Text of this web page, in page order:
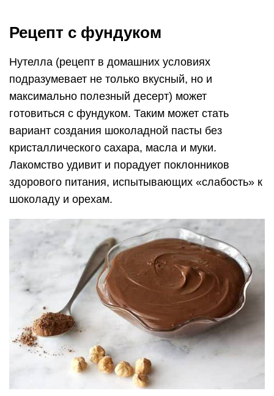
Рецепт с фундуком
Нутелла (рецепт в домашних условиях
подразумевает не только вкусный, но и
максимально полезный десерт) может
готовиться с фундуком. Таким может стать
вариант создания шоколадной пасты без
кристаллического сахара, масла и муки.
Лакомство удивит и порадует поклонников
здорового питания, испытывающих «слабость» к
шоколаду и орехам.